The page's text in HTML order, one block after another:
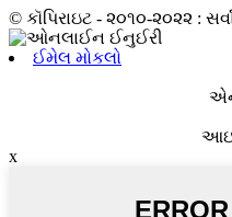
© કૉપિરાઇટ - ૨૦૧૦-૨૦૨૨ :
ઈમેલ મોકલો
x